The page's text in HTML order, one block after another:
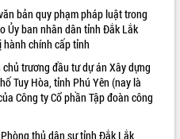
bản quy phạm pháp luật trong
Ủy ban nhân dân tỉnh Đắk Lắk
hành chính cấp tỉnh
trương đầu tư dự án Xây dựng
Tuy Hòa, tỉnh Phú Yên (nay là
Công ty Cổ phần Tập đoàn công
thủ dân sự tỉnh Đắk Lắk